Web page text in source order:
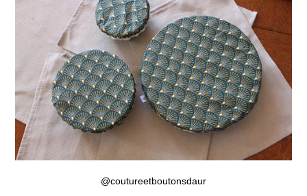
@coutureetboutonsdaur